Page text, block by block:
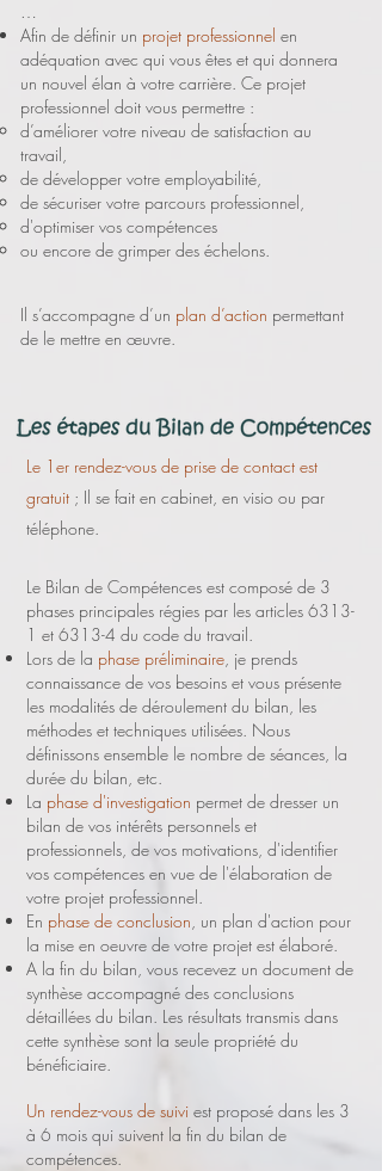
Afin de définir un projet professionnel en
adéquation avec qui vous êtes et qui donnera
un nouvel élan à votre carrière. Ce projet
professionnel doit vous permettre :
d’améliorer votre niveau de satisfaction au
travail,
de développer votre employabilité,
de sécuriser votre parcours professionnel,
d'optimiser vos compétences
ou encore de grimper des échelons.
Il s’accompagne d’un plan d’action permettant
de le mettre en œuvre.
Le 1er rendez-vous de prise de contact est
gratuit ; Il se fait en cabinet, en visio ou par
téléphone.
Le Bilan de Compétences est composé de 3
phases principales régies par les articles 6313-
1 et 6313-4 du code du travail.
Lors de la phase préliminaire , je prends
connaissance de vos besoins et vous présente
les modalités de déroulement du bilan, les
méthodes et techniques utilisées. Nous
définissons ensemble le nombre de séances, la
durée du bilan, etc.
La phase d'investigation permet de dresser un
bilan de vos intérêts personnels et
professionnels, de vos motivations, d'identifier
vos compétences en vue de l'élaboration de
votre projet professionnel.
En phase de conclusion , un plan d'action pour
la mise en oeuvre de votre projet est élaboré.
A la fin du bilan, vous recevez un document de
synthèse accompagné des conclusions
détaillées du bilan. Les résultats transmis dans
cette synthèse sont la seule propriété du
bénéficiaire.
Un rendez-vous de suivi est proposé dans les 3
à 6 mois qui suivent la fin du bilan de
compétences.